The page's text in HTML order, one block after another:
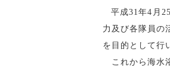
平成31年4 月 25
力及び各隊員の
を目的として行
これから海水